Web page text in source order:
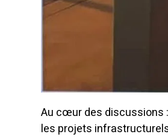
Au cœur des discussions
les projets